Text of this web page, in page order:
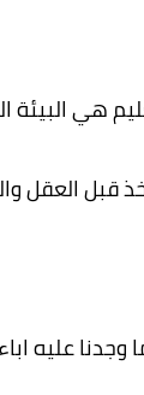
هي البيئة
قبل
عليه